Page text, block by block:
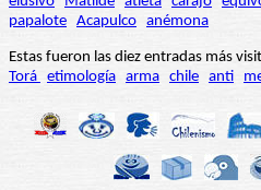
papalote Acapulco anémona
Estas fueron las diez entradas más
Torá etimología arma chile anti